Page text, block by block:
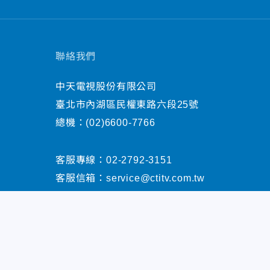
聯絡我們
中天電視股份有限公司
臺北市內湖區民權東路六段25號
總機： (02)6600-7766
客服專線： 02-2792-3151
客服信箱： service@ctitv.com.tw